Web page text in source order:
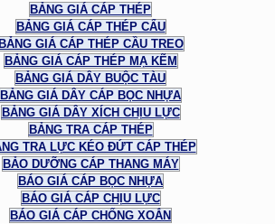
BẢNG GIÁ CÁP THÉP
BẢNG GIÁ CÁP THÉP CẨU
GIÁ CÁP THÉP CẦU TREO
BẢNG GIÁ CÁP THÉP MẠ KẼM
BẢNG GIÁ DÂY BUỘC TÀU
BẢNG GIÁ DÂY CÁP BỌC NHỰA
BẢNG GIÁ DÂY XÍCH CHỊU LỰC
BẢNG TRA CÁP THÉP
TRA LỰC KÉO ĐỨT CÁP THÉP
BẢO DƯỠNG CÁP THANG MÁY
BÁO GIÁ CÁP BỌC NHỰA
BÁO GIÁ CÁP CHỊU LỰC
BÁO GIÁ CÁP CHỐNG XOẮN